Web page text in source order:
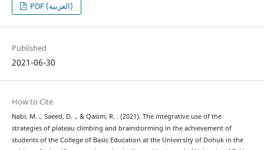
PDF (العربية)
Published
2021-06-30
How to Cite
Nabi, M. ., Saeed, D. ., & Qasim, R. . (2021). The integrative use of the
strategies of plateau climbing and brainstorming in the achievement of
students of the College of Basic Education at the University of Dohuk in the